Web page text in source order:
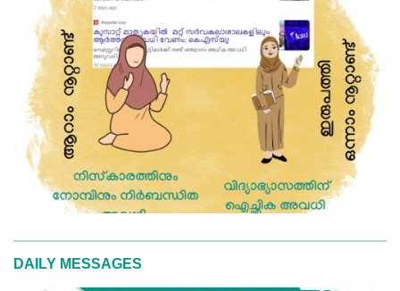
DAILY MESSAGES